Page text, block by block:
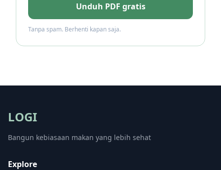
Unduh PDF gratis
Tanpa spam. Berhenti kapan saja.
LOGI
Bangun kebiasaan makan yang lebih sehat
Explore